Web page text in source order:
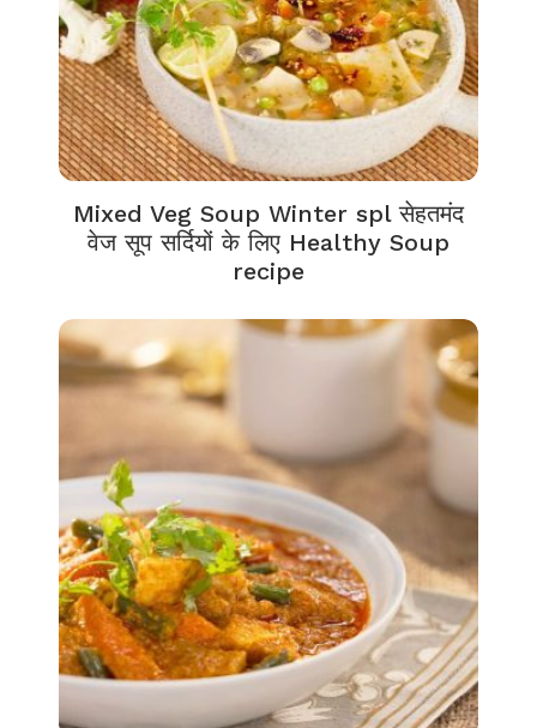
Mixed Veg Soup Winter spl सेहतमंद
वेज सूप सर्दियों के लिए Healthy Soup
recipe